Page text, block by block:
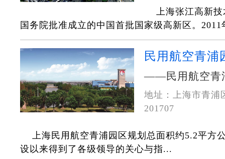
上海张江高新
国务院批准成立的中国首批国家级高新区。
民用航空青浦
——民用航空青
地址：上海市青浦
201707
上海民用航空青浦园区规划总面积约5.2平方
设以来得到了各级领导的关心与指...